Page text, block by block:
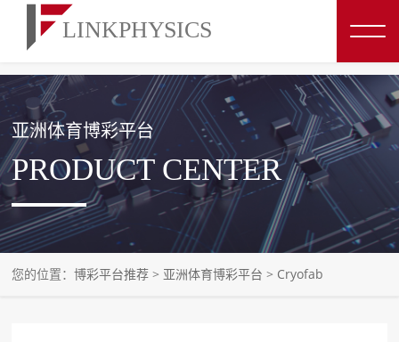
博彩平台推荐
亚洲体育博彩平台
PRODUCT CENTER
您的位置：博彩平台推荐 > 亚洲体育博彩平台 > Cryofab